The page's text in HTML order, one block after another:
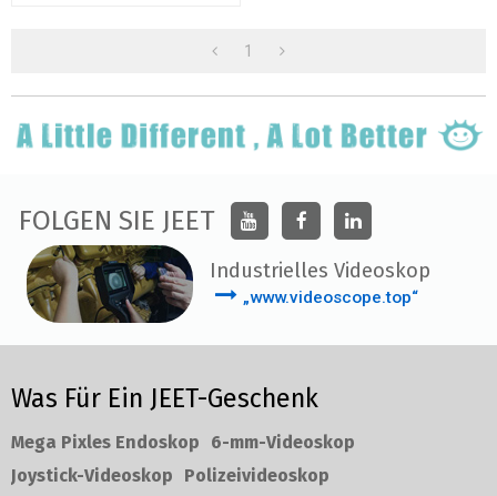
1
FOLGEN SIE JEET
Industrielles Videoskop
„www.videoscope.top“
Was Für Ein JEET-Geschenk
Mega Pixles Endoskop
6-mm-Videoskop
Joystick-Videoskop
Polizeivideoskop